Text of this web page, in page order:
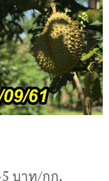
5 บาท/กก.